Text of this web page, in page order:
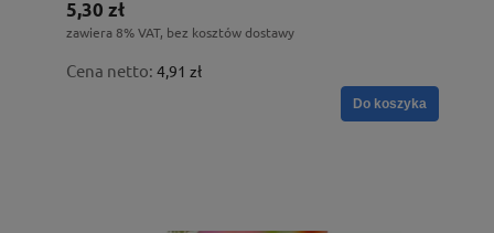
5,30 zł
zawiera 8% VAT, bez kosztów dostawy
Cena netto: 4,91 zł
Do koszyka